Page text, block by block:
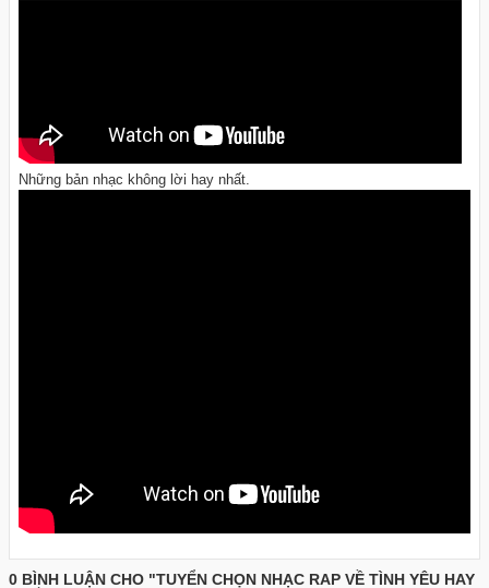
Những bản nhạc không lời hay nhất.
0 BÌNH LUẬN CHO "TUYỂN CHỌN NHẠC RAP VỀ TÌNH YÊU HAY